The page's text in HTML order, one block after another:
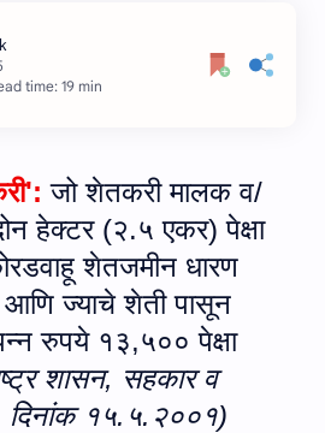
time: 19 min
': जो शेतकरी मालक व/
हेक्‍टर (२.५ एकर) पेक्षा
शेतजमीन धारण
ज्याचे शेतीपासून
रुपये १३,५००पेक्षा
शासन, सहकार व
दिनांक १५.५.२००१)